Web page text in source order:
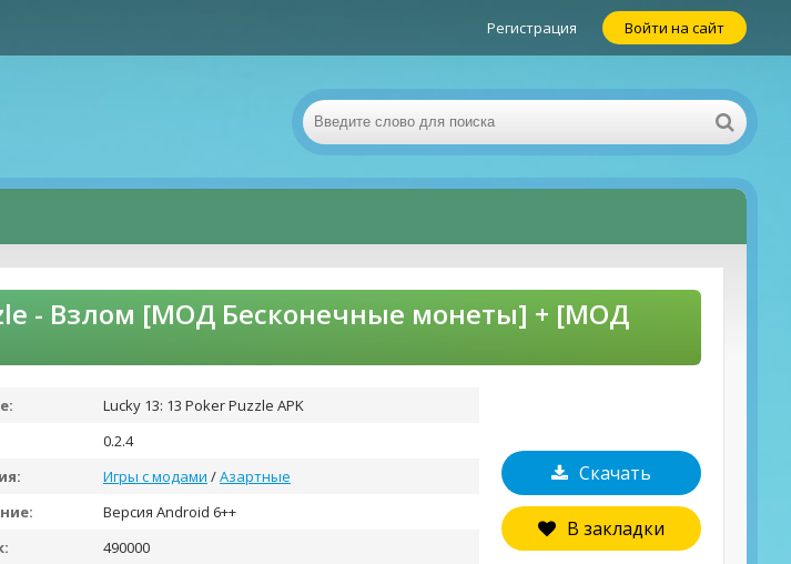
Регистрация Войти на сайт
- Взлом [МОД Бесконечные монеты] + [МОД
Скачать
В закладки
Lucky 13: 13 Poker Puzzle APK
0.2.4
Игры с модами /Азартные
Версия Android 6++
490000